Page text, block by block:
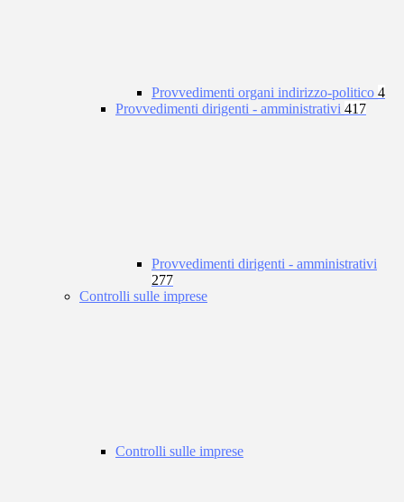
Provvedimenti organi indirizzo-politico 4
Provvedimenti dirigenti - amministrativi 417
Provvedimenti dirigenti - amministrativi
277
Controlli sulle imprese
Controlli sulle imprese